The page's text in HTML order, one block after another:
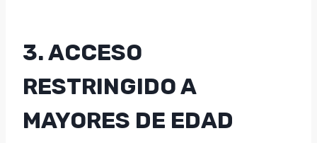
3. ACCESO
RESTRINGIDO A
MAYORES DE EDAD